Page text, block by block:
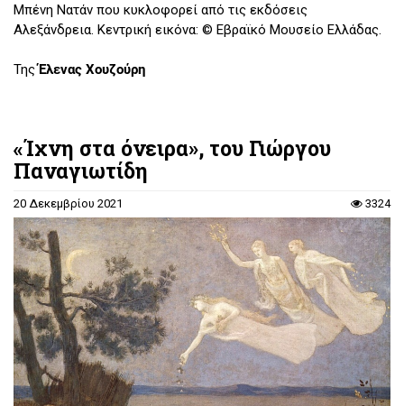
Μπένη Νατάν που κυκλοφορεί από τις εκδόσεις
Αλεξάνδρεια. Κεντρική εικόνα: © Εβραϊκό Μουσείο Ελλάδας.
ΤηςΈλενας Χουζούρη
«Ίχνη στα όνειρα», του Γιώργου
Παναγιωτίδη
20 Δεκεμβρίου 2021 3324